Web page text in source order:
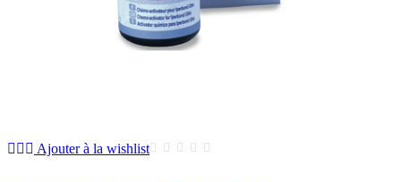
Ajouter à la wishlist